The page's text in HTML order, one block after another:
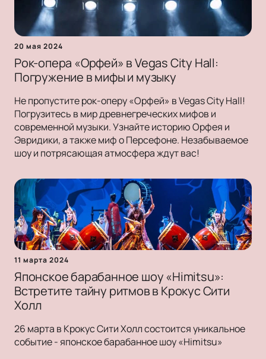
20 мая 2024
Рок-опера «Орфей» в Vegas City Hall:
Погружение в мифы и музыку
Не пропустите рок-оперу «Орфей» в Vegas City Hall!
Погрузитесь в мир древнегреческих мифов и
современной музыки. Узнайте историю Орфея и
Эвридики, а также миф о Персефоне. Незабываемое
шоу и потрясающая атмосфера ждут вас!
11 марта 2024
Японское барабанное шоу «Himitsu»:
Встретите тайну ритмов в Крокус Сити
Холл
26 марта в Крокус Сити Холл состоится уникальное
событие - японское барабанное шоу «Himitsu»